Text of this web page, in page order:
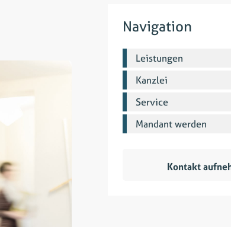
Navigation
Leistungen
Kanzlei
Service
Mandant werden
Kontakt